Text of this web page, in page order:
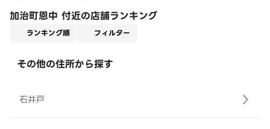
加治町恩中 付近の店舗ランキング
ランキング順 フィルター
その他の住所から探す
石井戸